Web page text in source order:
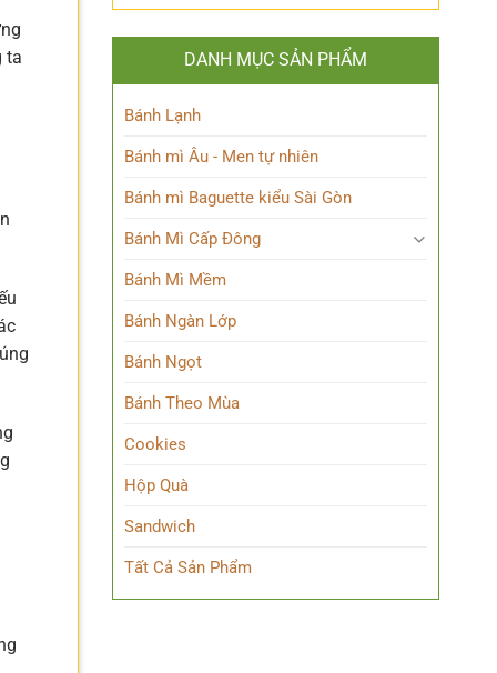
ta
DANH MỤC SẢN PHẨM
Bánh Lạnh
Bánh mì Âu - Men tự nhiên
Bánh mì Baguette kiểu Sài Gòn
Bánh Mì Cấp Đông
Bánh Mì Mềm
Bánh Ngàn Lớp
Bánh Ngọt
Bánh Theo Mùa
Cookies
Hộp Quà
Sandwich
Tất Cả Sản Phẩm